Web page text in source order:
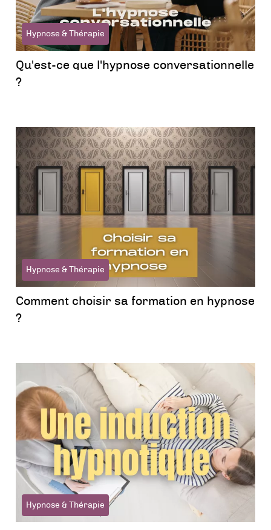
Hypnose & Thérapie
Qu'est-ce que l'hypnose conversationnelle
?
Hypnose & Thérapie
Comment choisir sa formation en hypnose
?
Hypnose & Thérapie